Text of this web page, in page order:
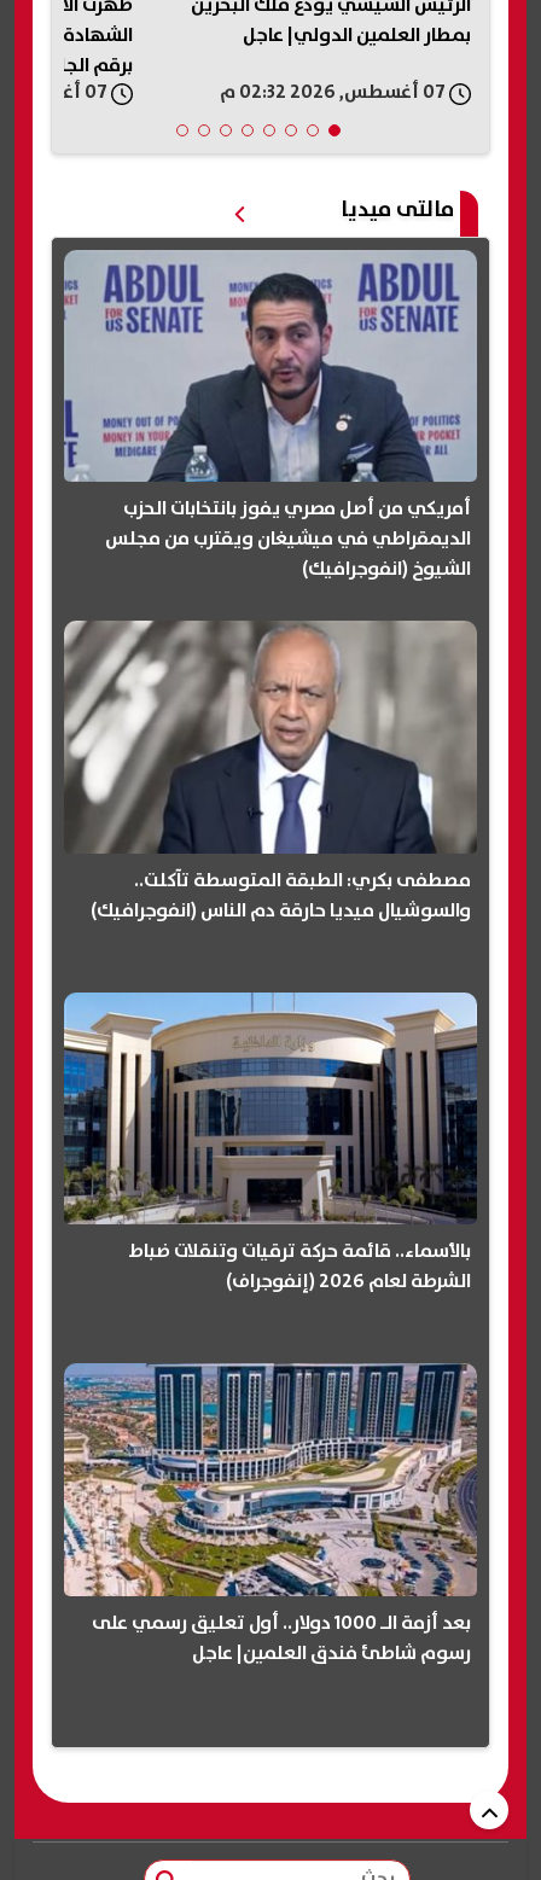
بمطار العلمين الدولي| عاجل
برقم الجلوس
مالتى ميديا
أمريكي من أصل مصري يفوز بانتخابات الحزب
الديمقراطي في ميشيغان ويقترب من مجلس
الشيوخ (انفوجرافيك)
مصطفى بكري: الطبقة المتوسطة تآكلت..
والسوشيال ميديا حارقة دم الناس (انفوجرافيك)
بالأسماء.. قائمة حركة ترقيات وتنقلات ضباط
الشرطة لعام 2026 (إنفوجراف)
بعد أزمة الـ 1000 دولار.. أول تعليق رسمي على
رسوم شاطئ فندق العلمين| عاجل